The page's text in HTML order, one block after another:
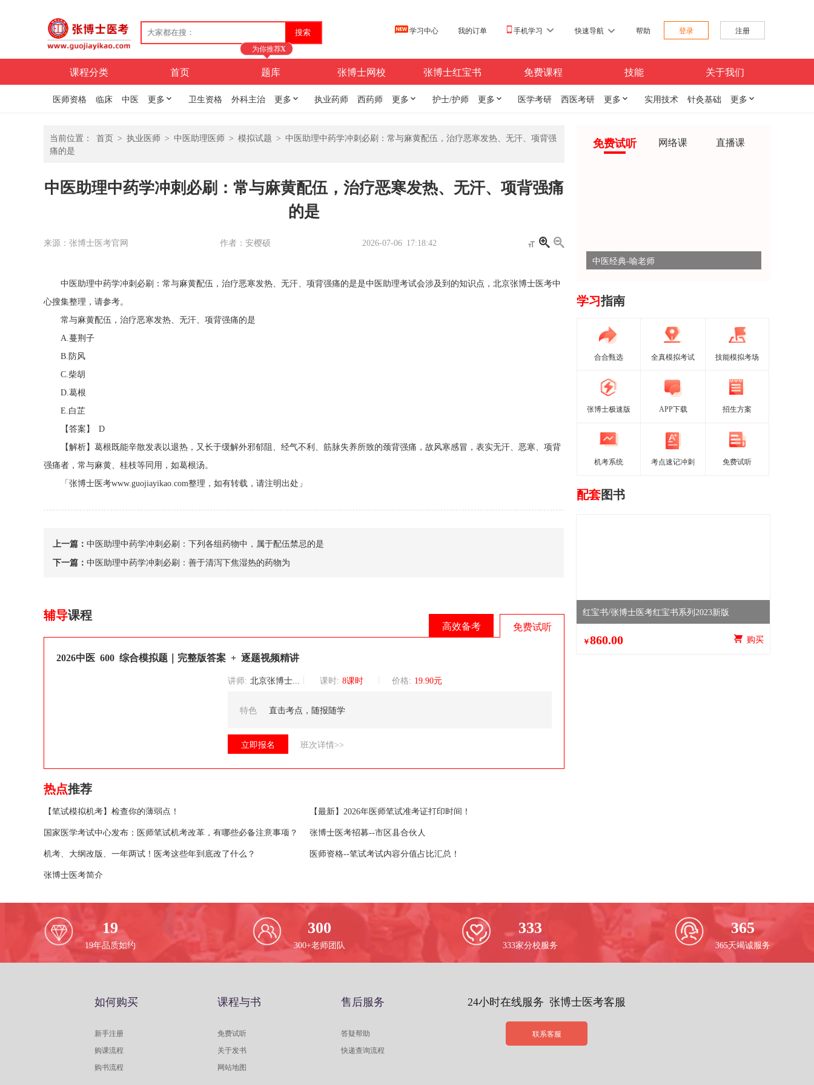
学习中心 我的订单 手机学习 快速导航 帮助 登录 注册
课程分类 首页 题库
为你推荐X
张博士网校 张博士红宝书 免费课程 技能 关于我们
医师资格 临床 中医 更多 卫生资格 外科主治 更多  执业药师 西药师 更多  护士/护师 更多  医学考研 西医考研 更多  实用技术 针灸基础 更多 
当前位置： 首页 > 执业医师 > 中医助理医师 > 模拟试题 > 中医助理中药学冲刺必刷：常与麻黄配伍，治疗恶寒发热、无汗、项背强
痛的是
中医助理中药学冲刺必刷：常与麻黄配伍，治疗恶寒发热、无汗、项背强痛
的是
来源：张博士医考官网 作者：安樱硕 2026-07-06 17:18:42   
中医助理中药学冲刺必刷：常与麻黄配伍，治疗恶寒发热、无汗、项背强痛的是是中医助理考试会涉及到的知识点，北京张博士医考中
心搜集整理，请参考。
常与麻黄配伍，治疗恶寒发热、无汗、项背强痛的是
A.蔓荆子
B.防风
C.柴胡
D.葛根
E.白芷
【答案】 D
【解析】葛根既能辛散发表以退热，又长于缓解外邪郁阻、经气不利、筋脉失养所致的颈背强痛，故风寒感冒，表实无汗、恶寒、项背
强痛者，常与麻黄、桂枝等同用，如葛根汤。
「张博士医考www.guojiayikao.com整理，如有转载，请注明出处」
上一篇： 中医助理中药学冲刺必刷：下列各组药物中，属于配伍禁忌的是
下一篇： 中医助理中药学冲刺必刷：善于清泻下焦湿热的药物为
辅导课程
高效备考 免费试听
2026中医 600 综合模拟题｜完整版答案 + 逐题视频精讲
讲师: 北京张博士医考巡讲团核心讲师 课时: 8课时 价格: 19.90元
特色 直击考点，随报随学
立即报名 班次详情>>
热点推荐
【笔试模拟机考】检查你的薄弱点！ 【最新】2026年医师笔试准考证打印时间！
国家医学考试中心发布：医师笔试机考改革，有哪些必备注意事项？ 张博士医考招募--市区县合伙人
机考、大纲改版、一年两试！医考这些年到底改了什么？ 医师资格--笔试考试内容分值占比汇总！
张博士医考简介
免费试听 网络课 直播课
中医经典-喻老师
学习指南
合合甄选 全真模拟考试 技能模拟考场
张博士极速版 APP下载 招生方案
机考系统 考点速记冲刺 免费试听
配套图书
红宝书/张博士医考红宝书系列2023新版
￥860.00  购买
19
19年品质如约
300
300+老师团队
333
333家分校服务
365
365天竭诚服务
如何购买
新手注册
购课流程
购书流程
课程与书
免费试听
关于发书
网站地图
售后服务
答疑帮助
快递查询流程
24小时在线服务 张博士医考客服
联系客服